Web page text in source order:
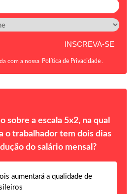
com a nossa Política de Privacidade
sobre a escala 5x2, na qual
o trabalhador tem dois dias
do salário mensal?
aumentará a qualidade de